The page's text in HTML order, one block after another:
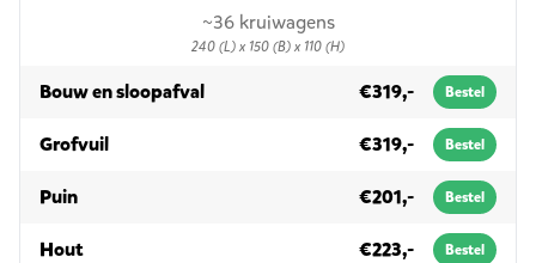
~36 kruiwagens
240 (L) x 150 (B) x 110 (H)
Bouw en sloopafvalin 3m³ €319,- Bestel
Grofvuilin 3m³ €319,- Bestel
Puinin 3m³ €201,- Bestel
Houtin 3m³ €223,- Bestel